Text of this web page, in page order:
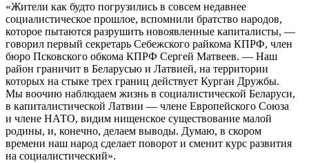
«Жители как будто погрузились в совсем недавнее
социалистическое прошлое, вспомнили братство народов,
которое пытаются разрушить новоявленные капиталисты, —
говорил первый секретарь Себежского райкома КПРФ, член
бюро Псковского обкома КПРФ Сергей Матвеев. — Наш
район граничит в Беларусью и Латвией, на территории
которых на стыке трех границ действует Курган Дружбы.
Мы воочию наблюдаем жизнь в социалистической Беларуси,
в капиталистической Латвии — члене Европейского Союза
и члене НАТО, видим нищенское существование малой
родины, и, конечно, делаем выводы. Думаю, в скором
времени наш народ сделает поворот и сменит курс развития
на социалистический».